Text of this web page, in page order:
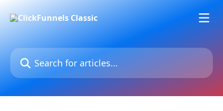
Search for articles...